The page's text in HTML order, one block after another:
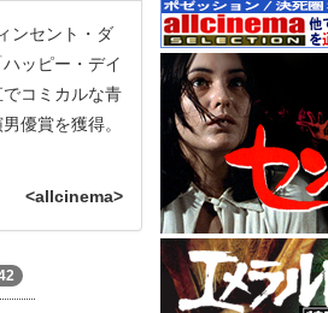
ンセント・ダ
ッピー・デイ
コミカルな青
優賞を獲得。
<allcinema>